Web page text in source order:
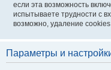
если эта возможность
испытываете трудности с
возможно, удаление
Параметры и